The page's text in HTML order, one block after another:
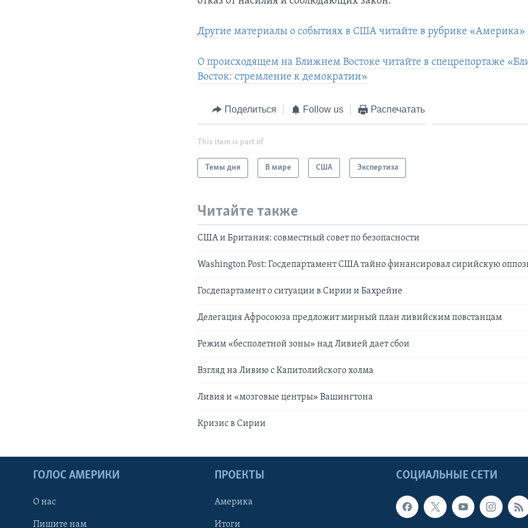
Другие материалы о событиях в США читайте в рубрике «Америка»
О происходящем на Ближнем Востоке читайте в спецрепортаже
Восток: стремление к демократии»
Поделиться Follow us Распечатать
This item is part of
Темы дня В мире США Экспертиза
Читайте также
США и Британия: совместный совет по безопасности
Washington Post: Госдепартамент США тайно финансировал сирийскую
Госдепартамент о ситуации в Сирии и Бахрейне
Делегация Афросоюза предложит мирный план ливийским повстанцам
Режим «бесполетной зоны» над Ливией дает сбои
Взгляд на Ливию с Капитолийского холма
Ливия и «мозговые центры» Вашингтона
Кризис в Сирии
СОЦИАЛЬНЫЕ СЕТИ
ГОЛОС АМЕРИКИ
О нас
Пишите нам
ПРОЕКТЫ
Америка
Итоги